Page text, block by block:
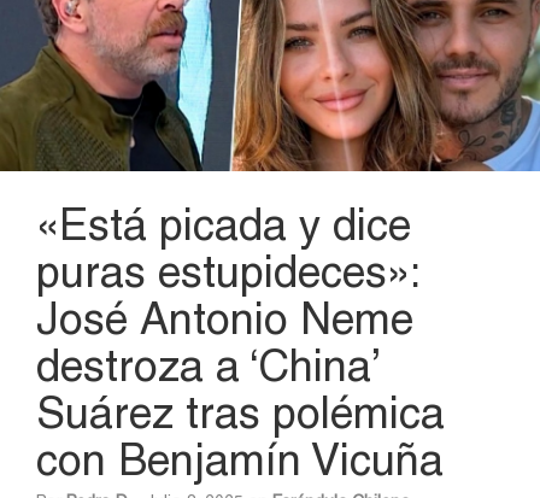
«Está picada y dice
puras estupideces»:
José Antonio Neme
destroza a ‘China’
Suárez tras polémica
con Benjamín Vicuña